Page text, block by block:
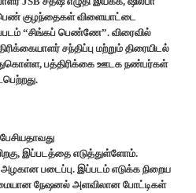
பெண் குழந்தைகள் விளையாட்டை
“சிங்கப் பெண்ணே”. விரைவில்
சந்திப்பு மற்றும் திரையிடல்
பத்திரிக்கை ஊடக நண்பர்கள்
இப்படத்தை எடுத்துள்ளோம்.
படைப்பு. இப்படம் எடுக்க நிறைய
நேஷனல் அளவிலான போட்டிகள்